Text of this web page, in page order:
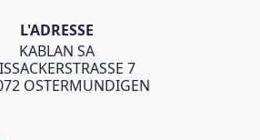
L'ADRESSE
KABLAN SA
7
OSTERMUNDIGEN